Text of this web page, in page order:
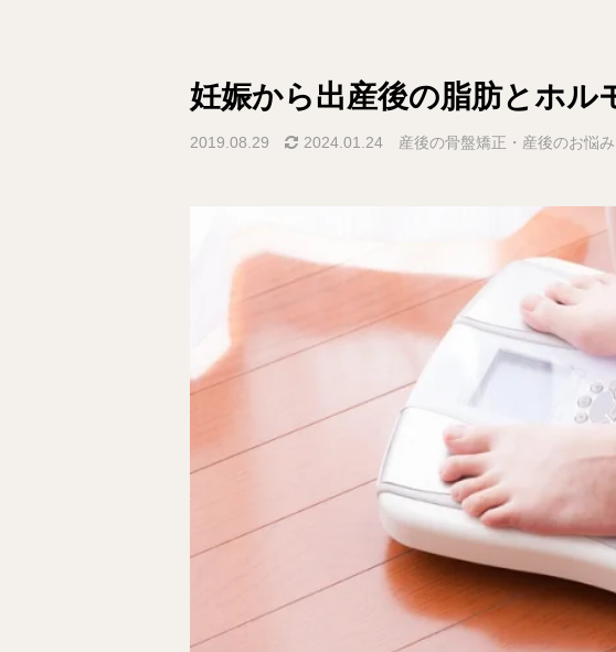
妊娠から出産後の脂肪とホル
2019.08.29 2024.01.24 産後の骨盤矯正・産後のお悩み